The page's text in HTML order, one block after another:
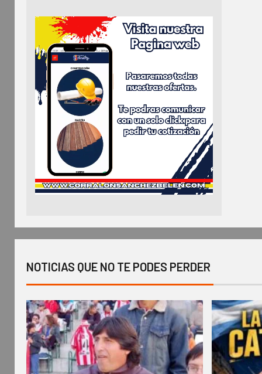
NOTICIAS QUE NO TE PODES PERDER